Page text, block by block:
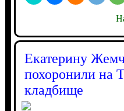
Екатерину
похоронили на
кладбище